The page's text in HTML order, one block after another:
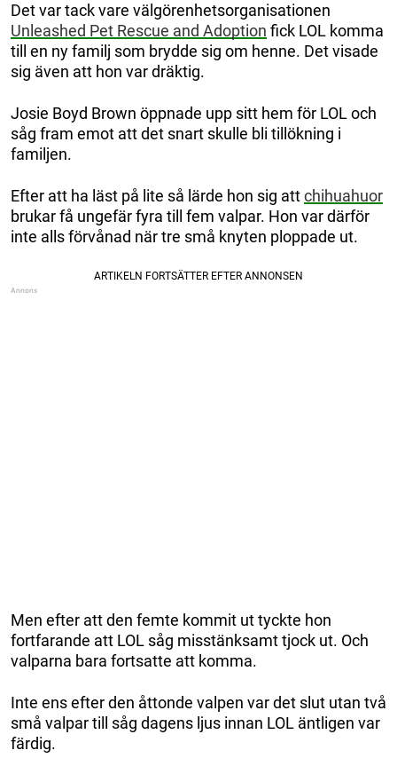
Det var tack vare välgörenhetsorganisationen
Unleashed Pet Rescue and Adoption fick LOL komma
till en ny familj som brydde sig om henne. Det visade
sig även att hon var dräktig.
Josie Boyd Brown öppnade upp sitt hem för LOL och
såg fram emot att det snart skulle bli tillökning i
familjen.
Efter att ha läst på lite så lärde hon sig attchihuahuor
brukar få ungefär fyra till fem valpar. Hon var därför
inte alls förvånad när tre små knyten ploppade ut.
Men efter att den femte kommit ut tyckte hon
fortfarande att LOL såg misstänksamt tjock ut. Och
valparna bara fortsatte att komma.
Inte ens efter den åttonde valpen var det slut utan två
små valpar till såg dagens ljus innan LOL äntligen var
färdig.